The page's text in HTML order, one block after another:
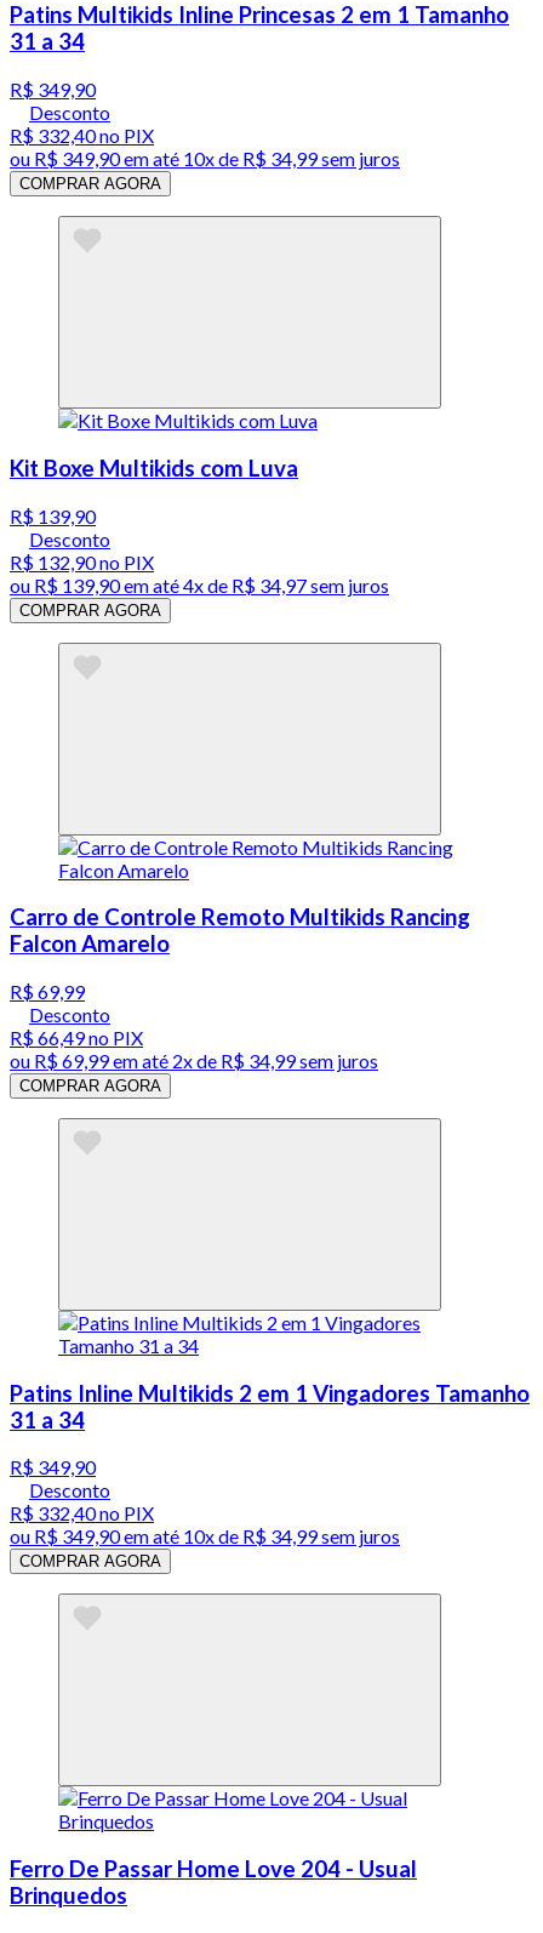
Patins Multikids Inline Princesas 2 em 1 Tamanho
31 a 34
R$ 349,90
Desconto
R$ 332,40no PIX
ou R$ 349,90em até 10x de R$ 34,99 sem juros
COMPRAR AGORA
Kit Boxe Multikids com Luva
R$ 139,90
Desconto
R$ 132,90no PIX
ou R$ 139,90em até4x de R$ 34,97 sem juros
COMPRAR AGORA
Carro de Controle Remoto Multikids Rancing
Falcon Amarelo
R$ 69,99
Desconto
R$ 66,49no PIX
ou R$ 69,99em até 2x de R$ 34,99 sem juros
COMPRAR AGORA
Patins Inline Multikids 2 em 1 Vingadores Tamanho
31 a 34
R$ 349,90
Desconto
R$ 332,40no PIX
ou R$ 349,90em até 10x de R$ 34,99 sem juros
COMPRAR AGORA
Ferro De Passar Home Love 204 - Usual
Brinquedos